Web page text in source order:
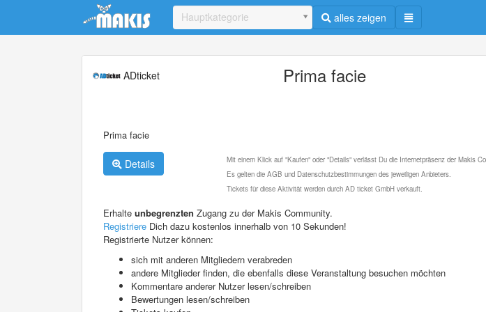
Update cookies preferences
Hauptkategorie alles zeigen
ADticket Prima facie
Prima facie
Details
Mit einem Klick auf "Kaufen" oder "Details" verlässt Du die Internetpräsenz der Makis
Es gelten die AGB und Datenschutzbestimmungen des jeweiligen Anbieters.
Tickets für diese Aktivität werden durch AD ticket GmbH verkauft.
Erhalte unbegrenzten Zugang zu der Makis Community.
Registriere Dich dazu kostenlos innerhalb von 10 Sekunden!
Registrierte Nutzer können:
sich mit anderen Mitgliedern verabreden
andere Mitglieder finden, die ebenfalls diese Veranstaltung besuchen möchten
Kommentare anderer Nutzer lesen/schreiben
Bewertungen lesen/schreiben